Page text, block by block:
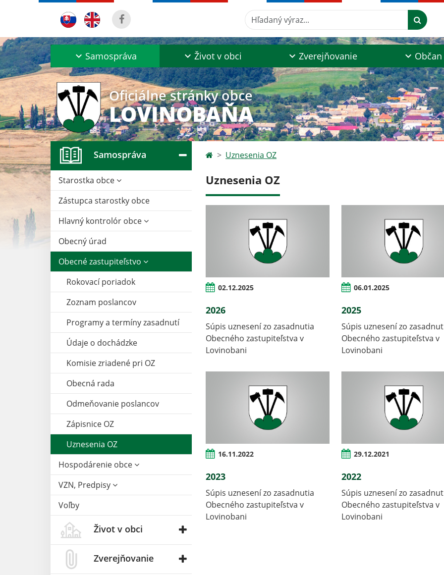
Hľadaný výraz...
Samospráva Život v obci Zverejňovanie Občan
Oficiálne stránky obce
LOVINOBAŇA
Samospráva
Starostka obce
Zástupca starostky obce
Hlavný kontrolór obce
Obecný úrad
Obecné zastupiteľstvo
Rokovací poriadok
Zoznam poslancov
Programy a termíny zasadnutí
Údaje o dochádzke
Komisie zriadené pri OZ
Obecná rada
Odmeňovanie poslancov
Zápisnice OZ
Uznesenia OZ
Hospodárenie obce
VZN, Predpisy
Voľby
Život v obci
Zverejňovanie
Uznesenia OZ
Uznesenia OZ
02.12.2025
2026
Súpis uznesení zo zasadnutia
Obecného zastupiteľstva v
Lovinobani
06.01.2025
2025
Súpis uznesení zo
Obecného zastupiteľstva v
Lovinobani
16.11.2022
2023
Súpis uznesení zo zasadnutia
Obecného zastupiteľstva v
Lovinobani
29.12.2021
2022
Súpis uznesení zo
Obecného zastupiteľstva v
Lovinobani